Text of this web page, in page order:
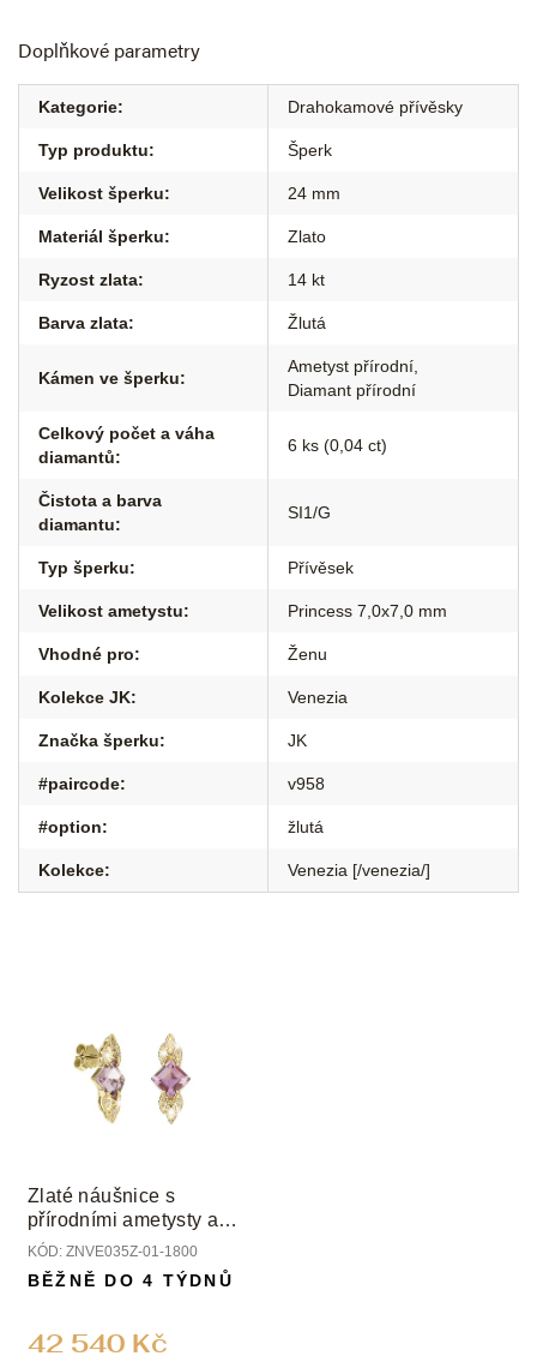
Doplňkové parametry
Kategorie: Drahokamové přívěsky
Typ produktu: Šperk
Velikost šperku: 24 mm
Materiál šperku: Zlato
Ryzost zlata: 14 kt
Barva zlata: Žlutá
Kámen ve šperku:
Ametyst přírodní
Diamant přírodní
Celkový počet a váha
diamantů:
6 ks (0,04 ct)
Čistota a barva
diamantu:
SI1/G
Typ šperku: Přívěsek
Velikost ametystu: Princess 7,0x7,0 mm
Vhodné pro: Ženu
Kolekce JK: Venezia
Značka šperku: JK
#paircode: v958
#option: žlutá
Kolekce: Venezia [/venezia/]
Zlaté náušnice s
přírodními ametysty a
diamanty
KÓD: ZNVE035Z-01-1800
42 540 Kč
BĚŽNĚ DO 4 TÝDNŮ